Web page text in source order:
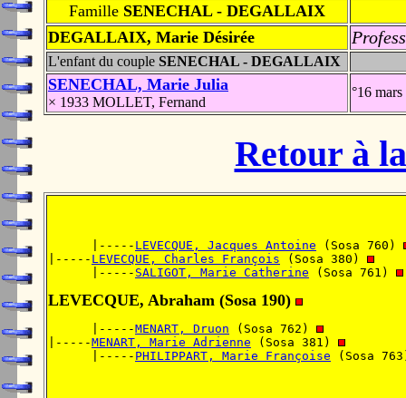
Famille SENECHAL - DEGALLAIX
DEGALLAIX, Marie Désirée
L'enfant du couple SENECHAL - DEGALLAIX
SENECHAL, Marie Julia
× 1933 MOLLET, Fernand
°16
Retour à
      |-----
LEVECQUE, Jacques Antoine (Sosa 760)
|----- LEVECQUE, Charles François (Sosa 380)
      |-----
SALIGOT, Marie Catherine (Sosa 761)
LEVECQUE, Abraham (Sosa 190)
      |-----
MENART, Druon (Sosa 762)
|-----MENART, Marie Adrienne (Sosa 381)
      |-----
PHILIPPART, Marie Françoise (Sosa